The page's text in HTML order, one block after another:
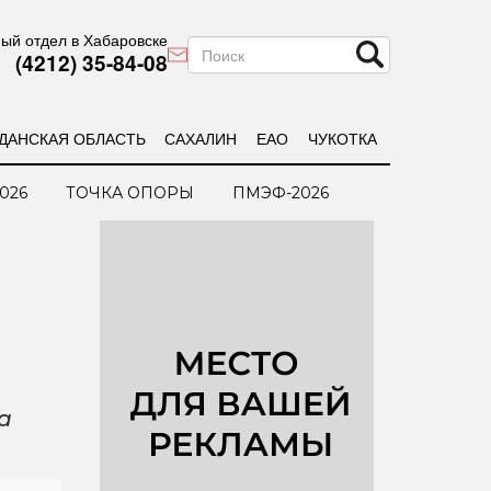
отдел в Хабаровске
(4212) 35-84-08
ОБЛАСТЬ САХАЛИН ЕАО ЧУКОТКА
ТОЧКА ОПОРЫ ПМЭФ-2026